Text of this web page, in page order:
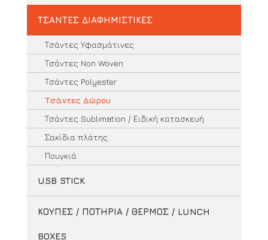
ΤΣΑΝΤΕΣ ΔΙΑΦΗΜΙΣΤΙΚΕΣ
Τσάντες Υφασμάτινες
Τσάντες Non Woven
Τσάντες Polyester
Τσάντες Δώρου
Τσάντες Sublimation / Ειδική κατασκευή
Σακίδια πλάτης
Πουγκιά
USB STICK
ΚΟΥΠΕΣ / ΠΟΤΗΡΙΑ / ΘΕΡΜΟΣ / LUNCH
BOXES